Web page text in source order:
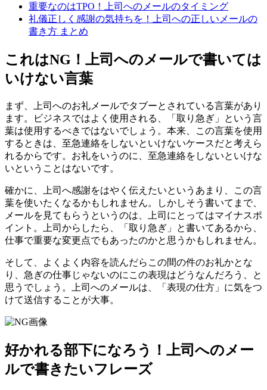
重要なのはTPO！上司へのメールのタイミング
礼儀正しく感謝の気持ちを！上司への正しいメールの
書き方 まとめ
これはNG！上司へのメールで書いては
いけない言葉
まず、上司へのお礼メールでタブーとされている言葉があり
ます。ビジネスではよく使用される、「取り急ぎ」という言
葉は使用するべきではないでしょう。本来、この言葉を使用
するときは、至急連絡をしないといけないケースだと考えら
れるからです。お礼をいうのに、至急連絡をしないといけな
いということはないです。
確かに、上司へ感謝をはやく伝えたいというあまり、この言
葉を使いたくなるかもしれません。しかしそう書いてまで、
メールを見てもらうというのは、上司にとってはマイナスポ
イント。上司からしたら、「取り急ぎ」と書いてあるから、
仕事で重要な変更点でもあったのかと思うかもしれません。
そして、よくよく内容を読んだらこの間の件のお礼かとな
り、急ぎの仕事じゃないのにこの表現はどうなんだろう、と
思うでしょう。上司へのメールは、「表現の仕方」に気をつ
けて送信することが大事。
好かれる部下になろう！上司へのメー
ルで書きたいフレーズ